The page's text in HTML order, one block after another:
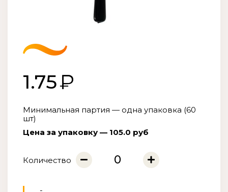
1.75
Минимальная партия — одна упаковка (60
шт)
Цена за упаковку — 105.0 руб
Количество